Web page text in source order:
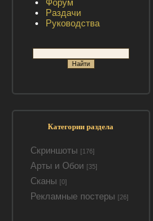
Форум
Раздачи
Руководства
Категории раздела
Скриншоты [176]
Арты и Обои [35]
Сканы [0]
Рекламные постеры [26]